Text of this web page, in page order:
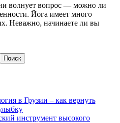
волнует вопрос — можно ли
Йога имеет много
Неважно, начинаете ли вы
Поиск
в Грузии – как вернуть
инструмент высокого